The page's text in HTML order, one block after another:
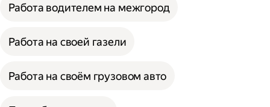
Работа водителем на межгород
Работа на своей газели
Работа на своём грузовом авто